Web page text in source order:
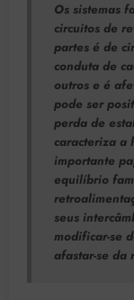
Os sistemas
circuitos de
partes é de
conduta de
outros e é
pode ser
perda de
caracteriza a
importante
equilíbrio
seus
modificar-se
afastar-se da